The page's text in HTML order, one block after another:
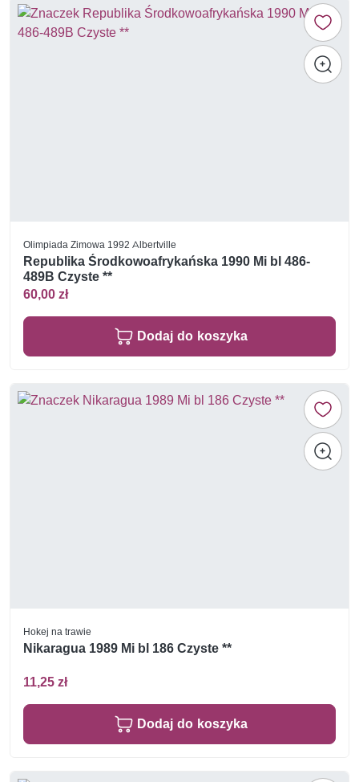
Olimpiada Zimowa 1992 Albertville
Republika Środkowoafrykańska 1990 Mi bl 486-
489B Czyste **
60,00 zł
Dodaj do koszyka
Hokej na trawie
Nikaragua 1989 Mi bl 186 Czyste **
11,25 zł
Dodaj do koszyka